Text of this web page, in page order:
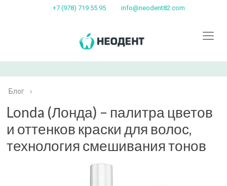
+7 (978) 719 55 95 info@neodent82.com
Блог ›
Londa (Лонда) – палитра цветов
и оттенков краски для волос,
технология смешивания тонов